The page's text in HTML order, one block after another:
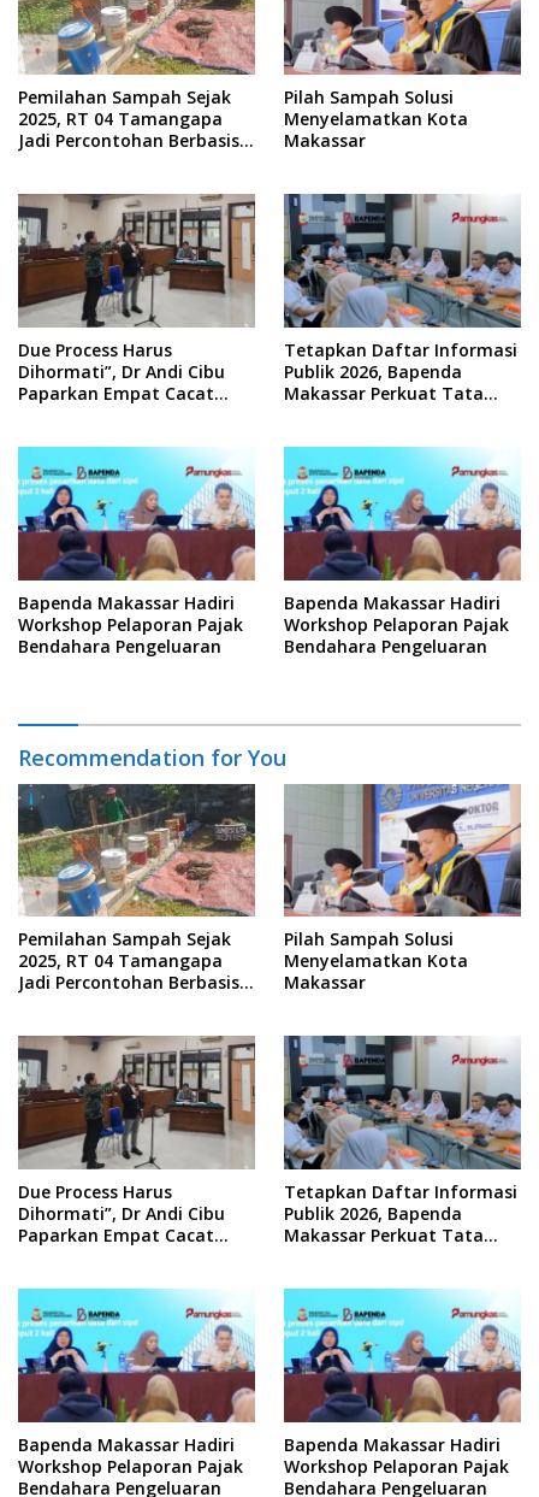
Pemilahan Sampah Sejak
2025, RT 04 Tamangapa
Jadi Percontohan Berbasis
Pilah Sampah Solusi
Menyelamatkan Kota
Makassar
Due Process Harus
Dihormati”, Dr Andi Cibu
Paparkan Empat Cacat
Tetapkan Daftar Informasi
Publik 2026, Bapenda
Makassar Perkuat Tata
Bapenda Makassar Hadiri
Workshop Pelaporan Pajak
Bendahara Pengeluaran
Bapenda Makassar Hadiri
Workshop Pelaporan Pajak
Bendahara Pengeluaran
Recommendation for You
Pemilahan Sampah Sejak
2025, RT 04 Tamangapa
Jadi Percontohan Berbasis
Pilah Sampah Solusi
Menyelamatkan Kota
Makassar
Due Process Harus
Dihormati”, Dr Andi Cibu
Paparkan Empat Cacat
Tetapkan Daftar Informasi
Publik 2026, Bapenda
Makassar Perkuat Tata
Bapenda Makassar Hadiri
Workshop Pelaporan Pajak
Bendahara Pengeluaran
Bapenda Makassar Hadiri
Workshop Pelaporan Pajak
Bendahara Pengeluaran